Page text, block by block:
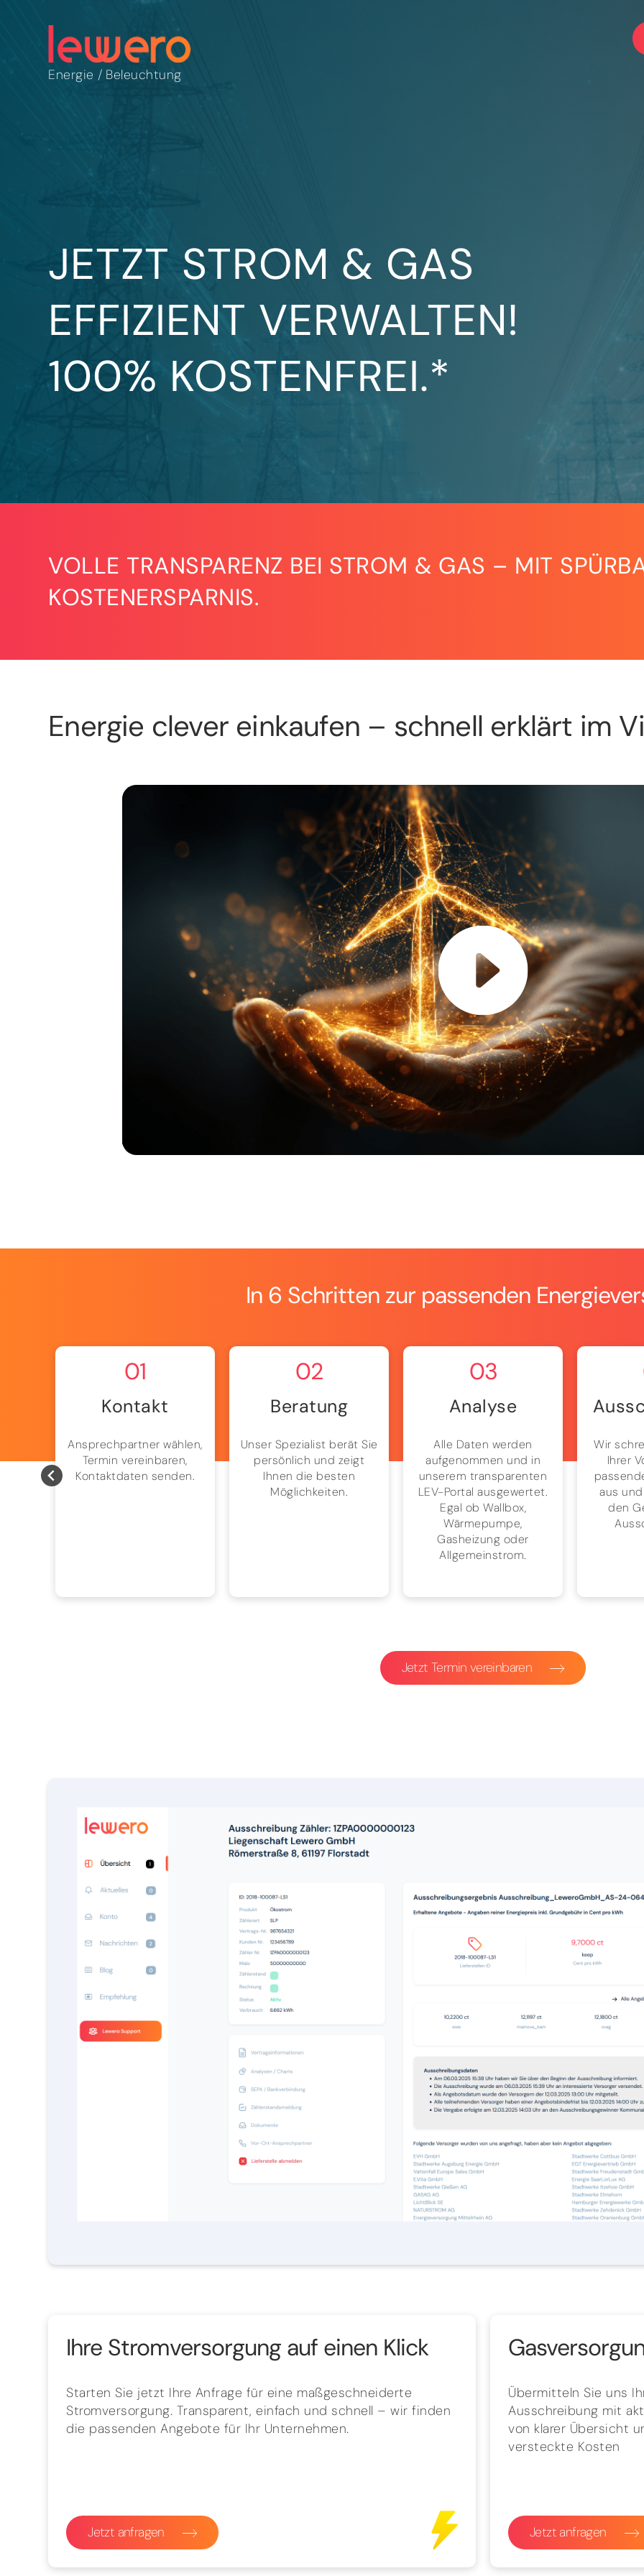
Energie / Beleuchtung
JETZT STROM & GAS
EFFIZIENT VERWALTEN!
100% KOSTENFREI.*
VOLLE TRANSPARENZ BEI STROM & GAS – MIT
KOSTENERSPARNIS.
Energie clever einkaufen – schnell erklärt im
In 6 Schritten zur passenden
uns
01
Kontakt
Ansprechpartner wählen,
Termin vereinbaren,
Kontaktdaten senden.
02
Beratung
Unser Spezialist berät Sie
persönlich und zeigt
Ihnen die besten
Möglichkeiten.
03
Analyse
Alle Daten werden
aufgenommen und in
unserem transparenten
LEV-Portal ausgewertet.
Egal ob Wallbox,
Wärmepumpe,
Gasheizung oder
Allgemeinstrom.
Wir
Ihrer
aus
den
Jetzt Termin vereinbaren
Ihre Stromversorgung auf einen Klick
Starten Sie jetzt Ihre Anfrage für eine maßgeschneiderte
Stromversorgung. Transparent, einfach und schnell – wir finden
die passenden Angebote für Ihr Unternehmen.
Jetzt anfragen
Übermitteln Sie uns
Ausschreibung mit
von klarer Übersicht
versteckte Kosten
Jetzt anfragen